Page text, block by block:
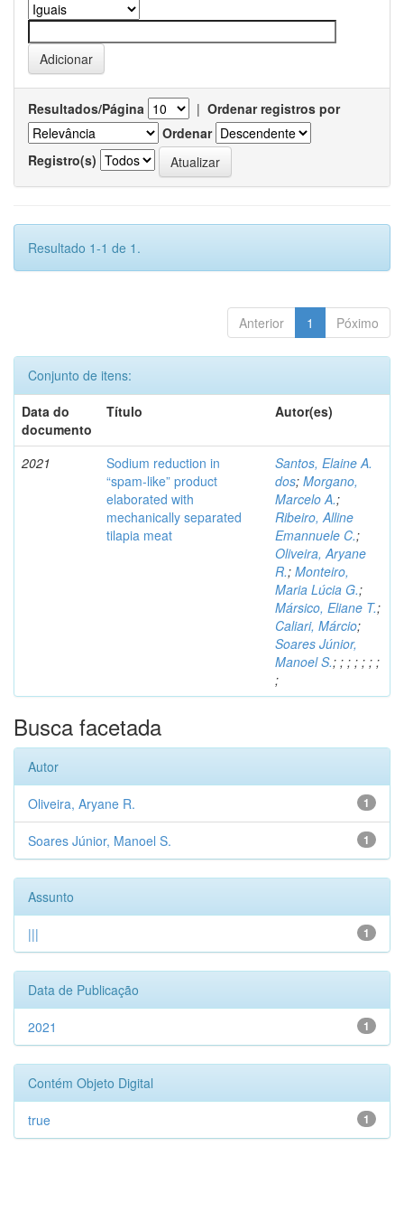
Resultados/Página | Ordenar registros por
Ordenar
Registro(s)
Resultado 1-1 de 1.
Anterior 1 Póximo
Conjunto de itens:
Data do
documento
Título Autor(es)
2021
Sodium reduction in
“spam-like” product
elaborated with
mechanically separated
tilapia meat
Santos, Elaine A.
dos; Morgano,
Marcelo A.;
Ribeiro, Alline
Emannuele C.;
Oliveira, Aryane
R.; Monteiro,
Maria Lúcia G.;
Mársico, Eliane T.;
Caliari, Márcio;
Soares Júnior,
Manoel S.; ; ; ; ; ; ;
;
Busca facetada
Autor
1
Oliveira, Aryane R.
1
Soares Júnior, Manoel S.
Assunto
1
|||
Data de Publicação
1
2021
Contém Objeto Digital
1
true